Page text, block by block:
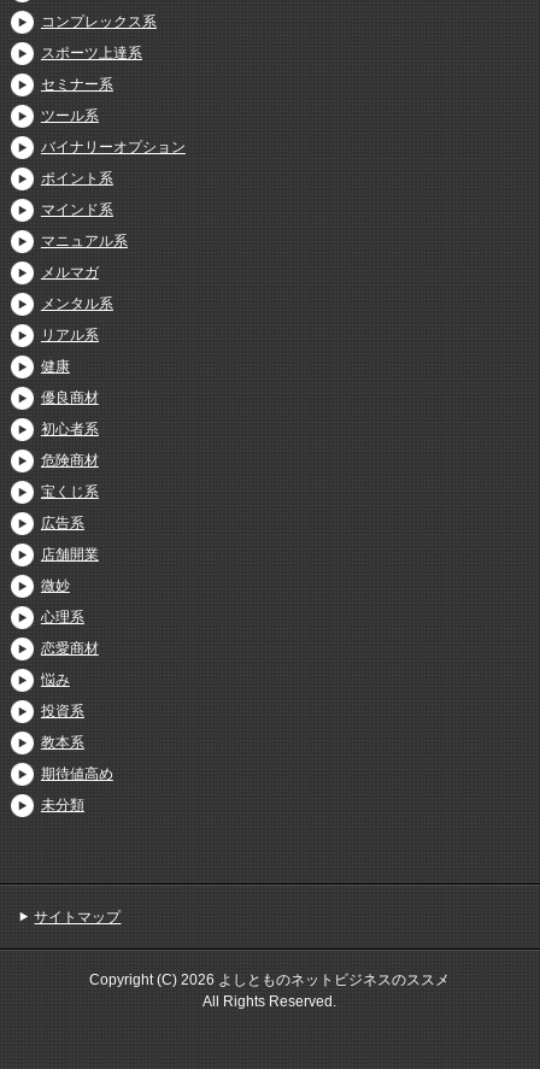
コンプレックス系
スポーツ上達系
セミナー系
ツール系
バイナリーオプション
ポイント系
マインド系
マニュアル系
メルマガ
メンタル系
リアル系
健康
優良商材
初心者系
危険商材
宝くじ系
広告系
店舗開業
微妙
心理系
恋愛商材
悩み
投資系
教本系
期待値高め
未分類
サイトマップ
Copyright (C) 2026 よしとものネットビジネスのススメ
All Rights Reserved.